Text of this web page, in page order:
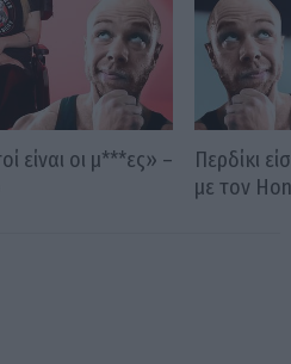
είναι οι μ***ες» –
Περδίκι
με τον